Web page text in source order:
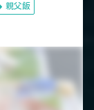
親父飯